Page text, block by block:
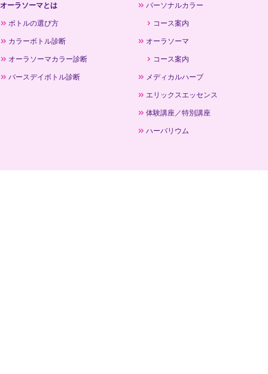
オーラソーマとは
ボトルの選び方
カラーボトル診断
オーラソーマカラー診断
バースデイボトル診断
パーソナルカラー
コース案内
オーラソーマ
コース案内
メディカルハーブ
エリックスエッセンス
体験講座／特別講座
ハーバリウム